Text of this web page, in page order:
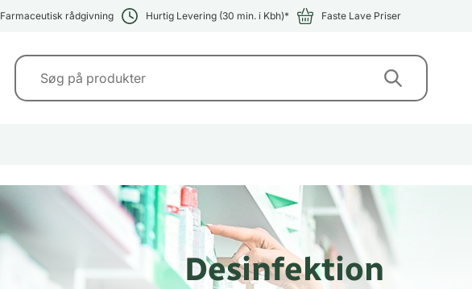
Farmaceutisk rådgivning Hurtig Levering (30 min. i Kbh)* Faste Lave Priser
Desinfektion